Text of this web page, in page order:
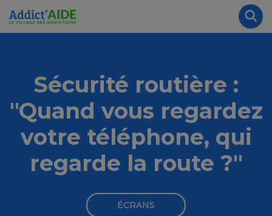
Aller au contenu principal
Sécurité routière :
"Quand vous regardez
votre téléphone, qui
regarde la route ?"
ÉCRANS
Panneau de gestion des cookies